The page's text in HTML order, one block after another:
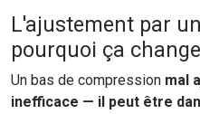
L'ajustement par
pourquoi ça
Un bas de compression mal
inefficace — il peut être